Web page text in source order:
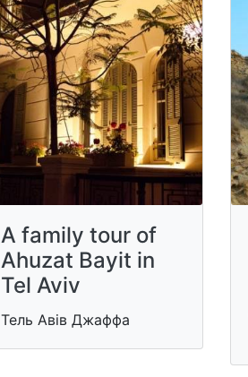
A family tour of
Ahuzat Bayit in
Tel Aviv
Тель Авів Джаффа